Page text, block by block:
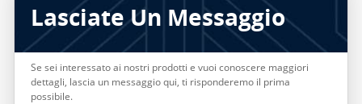
Lasciate Un Messaggio
Se sei interessato ai nostri prodotti e vuoi conoscere maggiori
dettagli, lascia un messaggio qui, ti risponderemo il prima
possibile.